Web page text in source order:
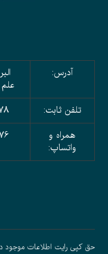
آدرس:
تلفن ثابت:
همراه و
واتساپ:
حق کپی رایت اطلاعات موجود